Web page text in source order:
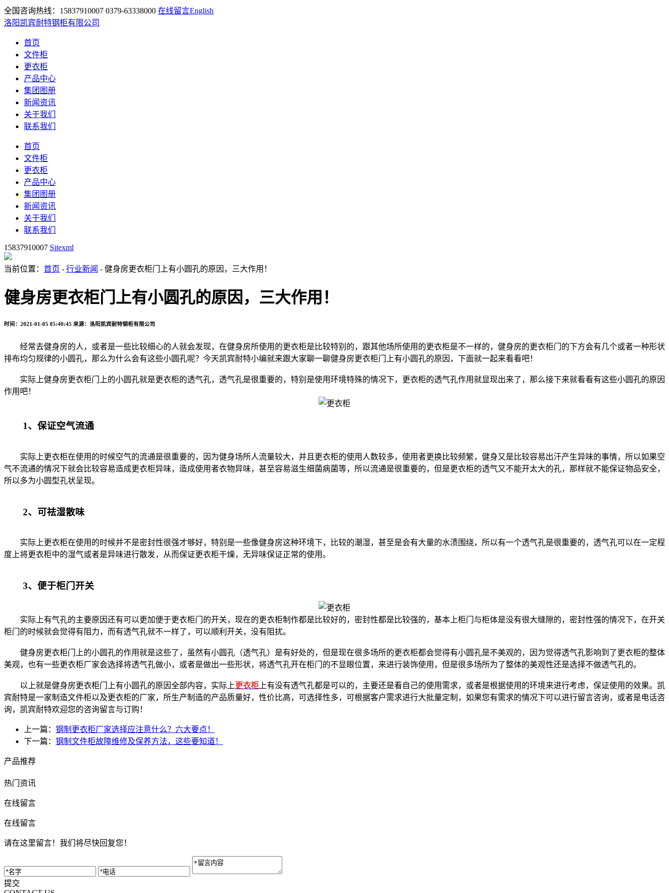
全国咨询热线：15837910007 0379-63338000 在线留言English
洛阳凯宾耐特钢柜有限公司
首页
文件柜
更衣柜
产品中心
集团图册
新闻资讯
关于我们
联系我们
首页
文件柜
更衣柜
产品中心
集团图册
新闻资讯
关于我们
联系我们
15837910007 Sitexml
当前位置： 首页 - 行业新闻 - 健身房更衣柜门上有小圆孔的原因，三大作用！
健身房更衣柜门上有小圆孔的原因，三大作用！
时间：2021-01-05 05:40:45 来源：洛阳凯宾耐特钢柜有限公司
经常去健身房的人，或者是一些比较细心的人就会发现，在健身房所使用的更衣柜是比较特别的，跟其他场所使用的更衣柜是不一样的，健身房的更衣柜门的下方会有几个或者一种形状
排布均匀规律的小圆孔，那么为什么会有这些小圆孔呢？今天凯宾耐特小编就来跟大家聊一聊健身房更衣柜门上有小圆孔的原因，下面就一起来看看吧！
实际上健身房更衣柜门上的小圆孔就是更衣柜的透气孔，透气孔是很重要的，特别是使用环境特殊的情况下，更衣柜的透气孔作用就显现出来了，那么接下来就看看有这些小圆孔的原因
作用吧！
1、保证空气流通
实际上更衣柜在使用的时候空气的流通是很重要的，因为健身场所人流量较大，并且更衣柜的使用人数较多，使用者更换比较频繁，健身又是比较容易出汗产生异味的事情，所以如果空
气不流通的情况下就会比较容易造成更衣柜异味，造成使用者衣物异味，甚至容易滋生细菌病菌等，所以流通是很重要的，但是更衣柜的透气又不能开太大的孔，那样就不能保证物品安全，
所以多为小圆型孔状呈现。
2、可祛湿散味
实际上更衣柜在使用的时候并不是密封性很强才够好，特别是一些像健身房这种环境下，比较的潮湿，甚至是会有大量的水渍围绕，所以有一个透气孔是很重要的，透气孔可以在一定程
度上将更衣柜中的湿气或者是异味进行散发，从而保证更衣柜干燥，无异味保证正常的使用。
3、便于柜门开关
实际上有气孔的主要原因还有可以更加便于更衣柜门的开关，现在的更衣柜制作都是比较好的，密封性都是比较强的，基本上柜门与柜体是没有很大缝隙的，密封性强的情况下，在开关
柜门的时候就会觉得有阻力，而有透气孔就不一样了，可以顺利开关，没有阻扰。
健身房更衣柜门上的小圆孔的作用就是这些了，虽然有小圆孔（透气孔）是有好处的，但是现在很多场所的更衣柜都会觉得有小圆孔是不美观的，因为觉得透气孔影响到了更衣柜的整体
美观，也有一些更衣柜厂家会选择将透气孔做小，或者是做出一些形状，将透气孔开在柜门的不显眼位置，来进行装饰使用，但是很多场所为了整体的美观性还是选择不做透气孔的。
以上就是健身房更衣柜门上有小圆孔的原因全部内容，实际上 更衣柜 上有没有透气孔都是可以的，主要还是看自己的使用需求，或者是根据使用的环境来进行考虑，保证使用的效果。凯
宾耐特是一家制造文件柜以及更衣柜的厂家，所生产制造的产品质量好，性价比高，可选择性多，可根据客户需求进行大批量定制，如果您有需求的情况下可以进行留言咨询，或者是电话咨
询，凯宾耐特欢迎您的咨询留言与订购！
上一篇： 钢制更衣柜厂家选择应注意什么？六大要点！
下一篇： 钢制文件柜故障维修及保养方法，这些要知道！
产品推荐
热门资讯
在线留言
在线留言
请在这里留言！我们将尽快回复您！
提交